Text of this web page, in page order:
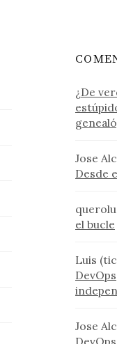
¿De
Jose
Desde
el bucle
Luis
Jose